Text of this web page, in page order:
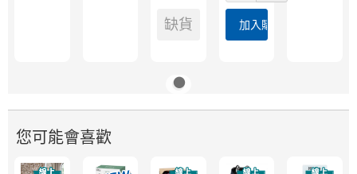
缺貨 加入購物車
您可能會喜歡